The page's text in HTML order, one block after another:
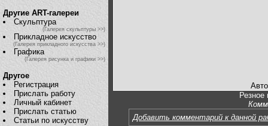
Другие ART-галереи
Скульптура
(Галерея скульптуры >>)
Прикладное искусство
(Галерея прикладного искусства >>)
Графика
(Галерея рисунка и графики >>)
Другое
Регистрация
Прислать работу
Личный кабинет
Прислать статью
Статьи по искусству
Резное
Добавить комментарий к данной